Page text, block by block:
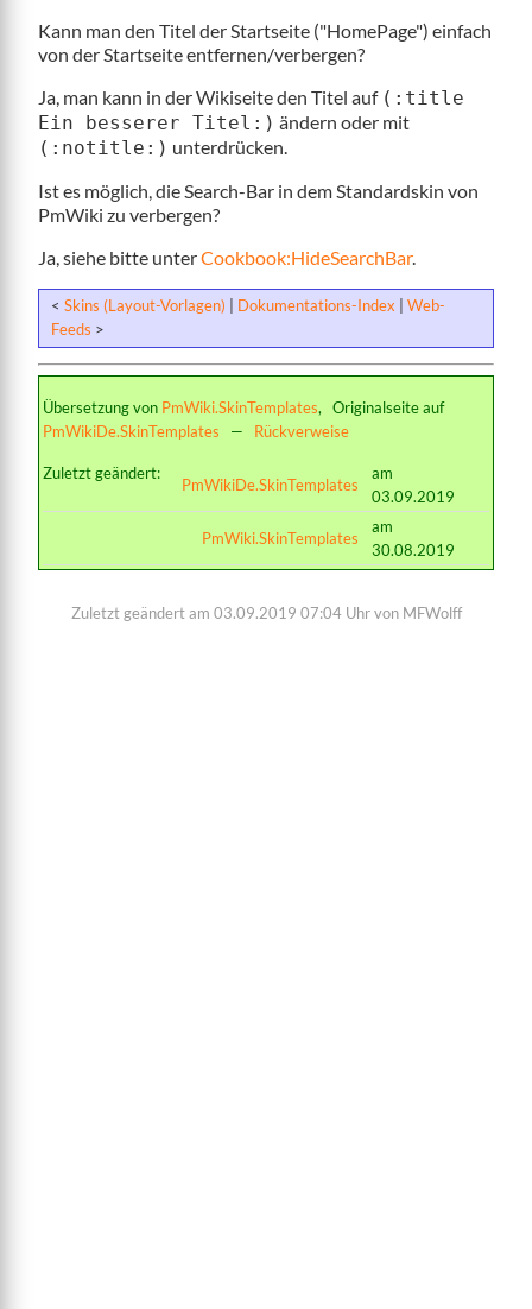
Kann man den Titel der Startseite ("HomePage") einfach
von der Startseite entfernen/verbergen?
Ja, man kann in der Wikiseite den Titel auf (:title
Ein besserer Titel:) ändern oder mit
(:notitle:) unterdrücken.
Ist es möglich, die Search-Bar in dem Standardskin von
PmWiki zu verbergen?
Ja, siehe bitte unterCookbook:HideSearchBar.
< Skins (Layout-Vorlagen) Dokumentations-Index
Web-
Feeds >
Übersetzung von PmWiki.SkinTemplates, Originalseite auf
PmWikiDe.SkinTemplates — Rückverweise
Zuletzt geändert:
PmWikiDe.SkinTemplates
am
03.09.2019
PmWiki.SkinTemplates
am
30.08.2019
Zuletzt geändert am 03.09.2019 07:04 Uhr von MFWolff